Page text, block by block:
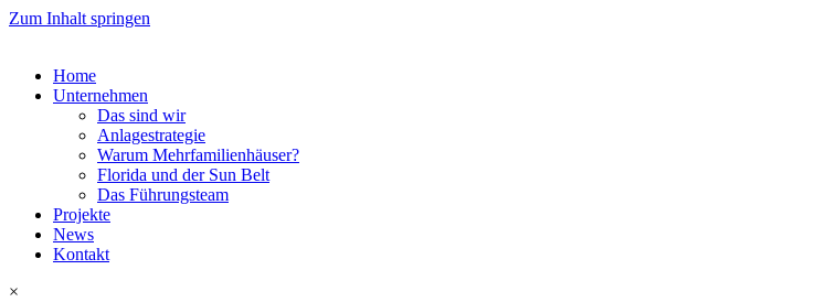
Zum Inhalt springen
Home
Unternehmen
Das sind wir
Anlagestrategie
Warum Mehrfamilienhäuser?
Florida und der Sun Belt
Das Führungsteam
Projekte
News
Kontakt
×